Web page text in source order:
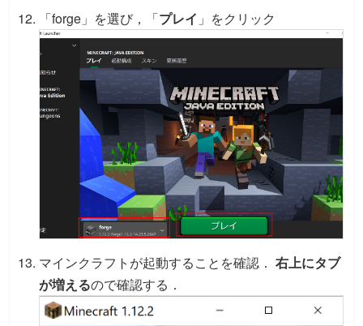
「forge」を選び，「プレイ 」をクリック
マインクラフトが起動することを確認． 右上にタブ
が増えるので確認する．